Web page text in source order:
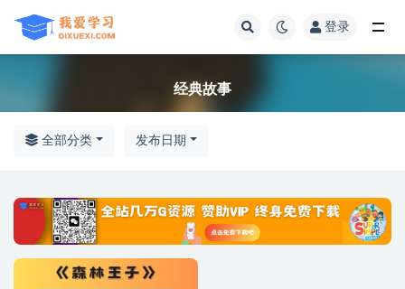
登录
经典故事
全部分类 发布日期